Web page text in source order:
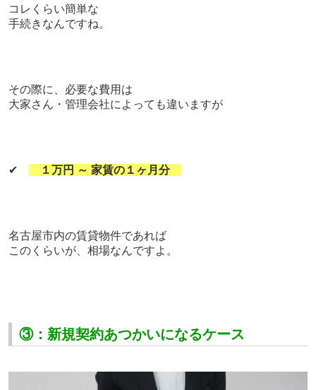
コレくらい簡単な
手続きなんですね。
その際に、必要な費用は
大家さん・管理会社によっても違いますが
✔ １万円 ～ 家賃の１ヶ月分
名古屋市内の賃貸物件であれば
このくらいが、 相場なんですよ。
③：新規契約あつかいになるケース